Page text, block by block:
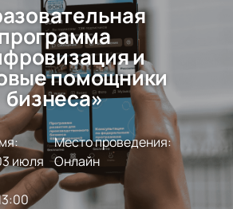
программа
и
помощники
бизнеса»
июля
Место проведения:
Онлайн